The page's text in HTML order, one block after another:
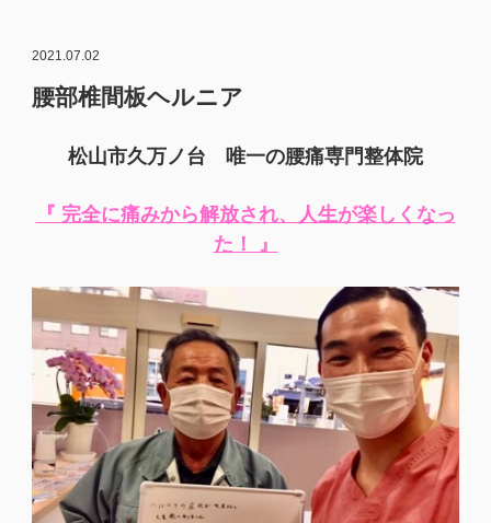
2021.07.02
腰部椎間板ヘルニア
松山市久万ノ台 唯一の腰痛専門整体院
『 完全に痛みから解放され、人生が楽しくなっ
た！ 』